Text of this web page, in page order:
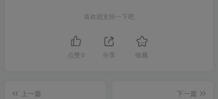
喜欢就支持一下吧
点赞 0 分享 收藏
上一篇
下一篇